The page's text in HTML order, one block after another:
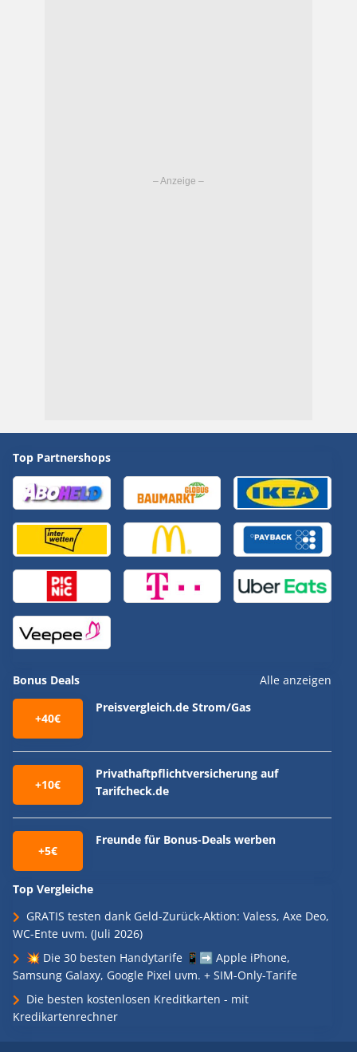
Top Partnershops
Bonus Deals Alle anzeigen
+40€
Preisvergleich.de Strom/Gas
+10€
Privathaftpflichtversicherung auf
Tarifcheck.de
+5€
Freunde für Bonus-Deals werben
Top Vergleiche
GRATIS testen dank Geld-Zurück-Aktion: Valess, Axe Deo,
WC-Ente uvm. (Juli 2026)
💥 Die 30 besten Handytarife 📱➡️ Apple iPhone,
Samsung Galaxy, Google Pixel uvm. + SIM-Only-Tarife
Die besten kostenlosen Kreditkarten - mit
Kredikartenrechner